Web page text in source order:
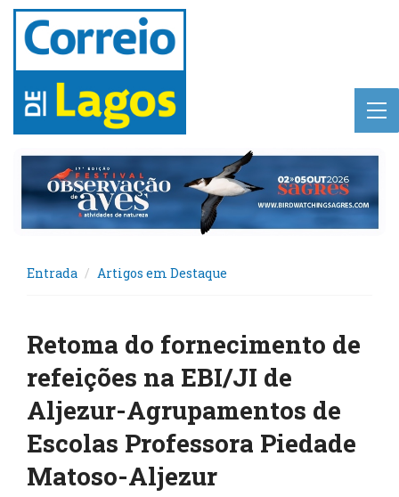
Entrada Artigos em Destaque
Retoma do fornecimento de
refeições na EBI/JI de
Aljezur-Agrupamentos de
Escolas Professora Piedade
Matoso-Aljezur